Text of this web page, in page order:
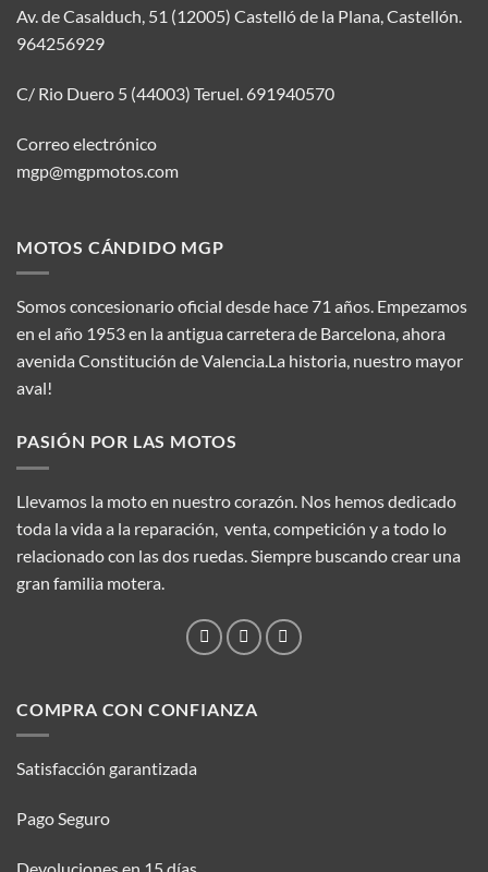
Av. de Casalduch, 51 (12005) Castelló de la Plana, Castellón.
964256929
C/ Rio Duero 5 (44003) Teruel. 691940570
Correo electrónico
mgp@mgpmotos.com
MOTOS CÁNDIDO MGP
Somos concesionario oficial desde hace 71 años. Empezamos
en el año 1953 en la antigua carretera de Barcelona, ahora
avenida Constitución de Valencia.La historia, nuestro mayor
aval!
PASIÓN POR LAS MOTOS
Llevamos la moto en nuestro corazón. Nos hemos dedicado
toda la vida a la reparación, venta, competición y a todo lo
relacionado con las dos ruedas. Siempre buscando crear una
gran familia motera.
COMPRA CON CONFIANZA
Satisfacción garantizada
Pago Seguro